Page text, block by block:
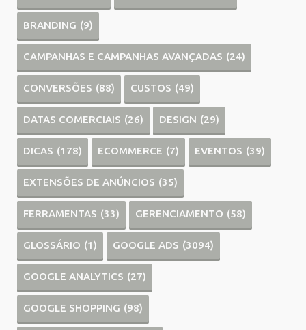
BRANDING (9)
CAMPANHAS E CAMPANHAS AVANÇADAS (24)
CONVERSÕES (88) CUSTOS (49)
DATAS COMERCIAIS (26) DESIGN (29)
DICAS (178) ECOMMERCE (7) EVENTOS (39)
EXTENSÕES DE ANÚNCIOS (35)
FERRAMENTAS (33) GERENCIAMENTO (58)
GLOSSÁRIO (1) GOOGLE ADS (3094)
GOOGLE ANALYTICS (27)
GOOGLE SHOPPING (98)